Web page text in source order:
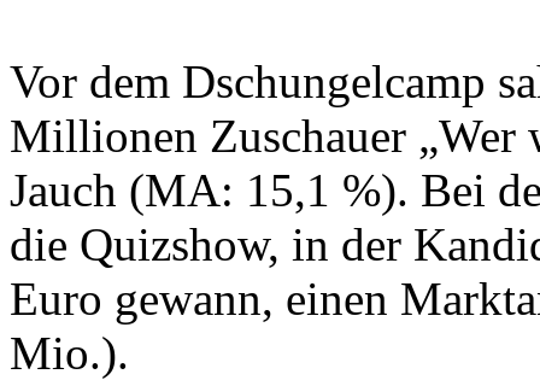
Vor dem Dschungelcamp
Millionen Zuschauer
Jauch (MA: 15,1 %). Bei
die Quizshow, in der
Euro gewann, einen
Mio.).